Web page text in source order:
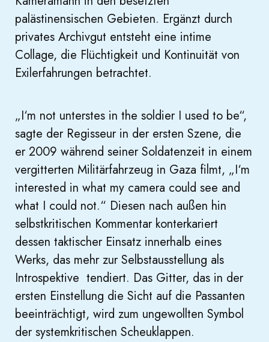
palästinensischen Gebieten. Ergänzt durch
privates Archivgut entsteht eine intime
Collage, die Flüchtigkeit und Kontinuität von
Exilerfahrungen betrachtet.
„I‘m not unterstes in the soldier I used to be“,
sagte der Regisseur in der ersten Szene, die
er 2009 während seiner Soldatenzeit in einem
vergitterten Militärfahrzeug in Gaza filmt, „I‘m
interested in what my camera could see and
what I could not.“ Diesen nach außen hin
selbstkritischen Kommentar konterkariert
dessen taktischer Einsatz innerhalb eines
Werks, das mehr zur Selbstausstellung als
Introspektive tendiert. Das Gitter, das in der
ersten Einstellung die Sicht auf die Passanten
beeinträchtigt, wird zum ungewollten Symbol
der systemkritischen Scheuklappen.